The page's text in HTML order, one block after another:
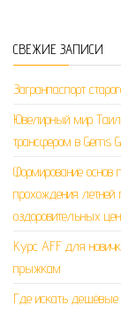
СВЕЖИЕ ЗАПИСИ
Загранпаспорт
Ювелирный мир
трансфером в Gems
Формирование основ
прохождения летней
оздоровительных
Курс AFF для
прыжкам
Где искать